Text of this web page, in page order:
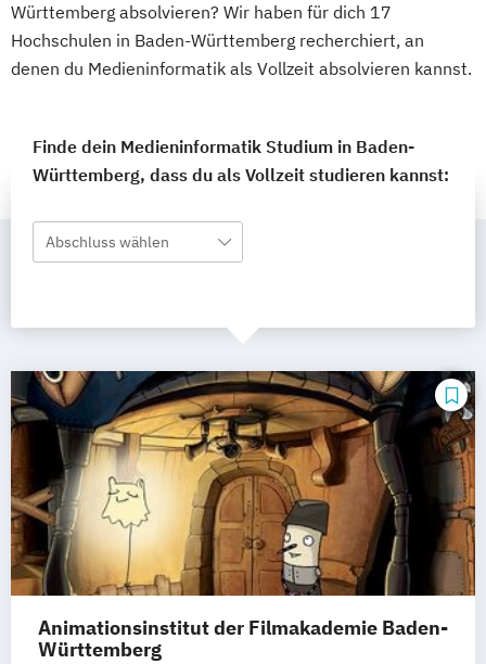
Württemberg absolvieren? Wir haben für dich 17
Hochschulen in Baden-Württemberg recherchiert, an
denen du Medieninformatik als Vollzeit absolvieren kannst.
Finde dein Medieninformatik Studium in Baden-
Württemberg, dass du als Vollzeit studieren kannst:
Abschluss wählen
Animationsinstitut der Filmakademie Baden-
Württemberg